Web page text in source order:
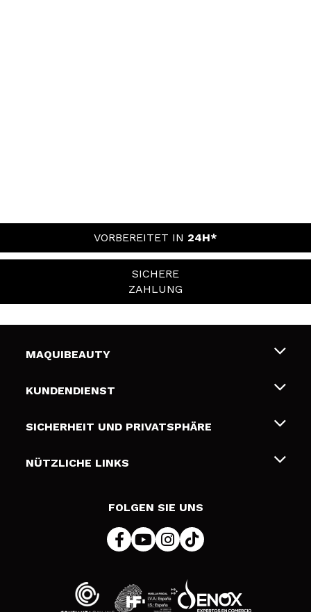
VORBEREITET IN 24H*
SICHERE
ZAHLUNG
MAQUIBEAUTY
Über uns
Geschenkkarten
KUNDENDIENST
Liefer- und Versandkosten
Zahlung
SICHERHEIT UND PRIVATSPHÄRE
Bedingungen und Datenschutz
NÜTZLICHE LINKS
FOLGEN SIE UNS